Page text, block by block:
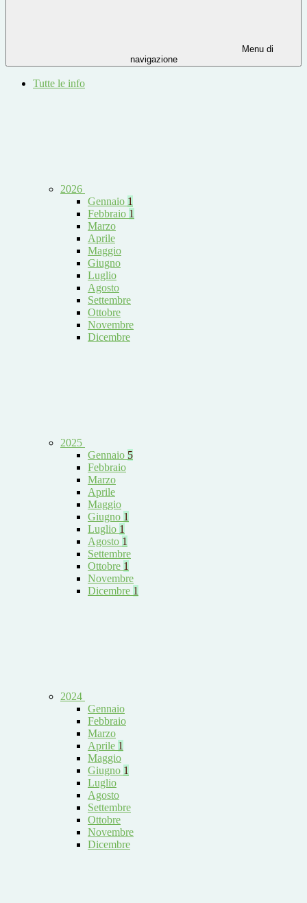
Menu di
navigazione
Tutte le info
2026
Gennaio 1
Febbraio 1
Marzo
Aprile
Maggio
Giugno
Luglio
Agosto
Settembre
Ottobre
Novembre
Dicembre
2025
Gennaio 5
Febbraio
Marzo
Aprile
Maggio
Giugno 1
Luglio 1
Agosto 1
Settembre
Ottobre 1
Novembre
Dicembre 1
2024
Gennaio
Febbraio
Marzo
Aprile 1
Maggio
Giugno 1
Luglio
Agosto
Settembre
Ottobre
Novembre
Dicembre